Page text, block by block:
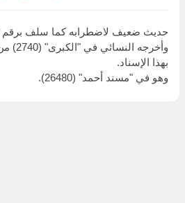
حديث ضعيف لاضطرابه كما سلف برقم
بهذا الإسناد.
وهو في "مسند أحمد" (26480).